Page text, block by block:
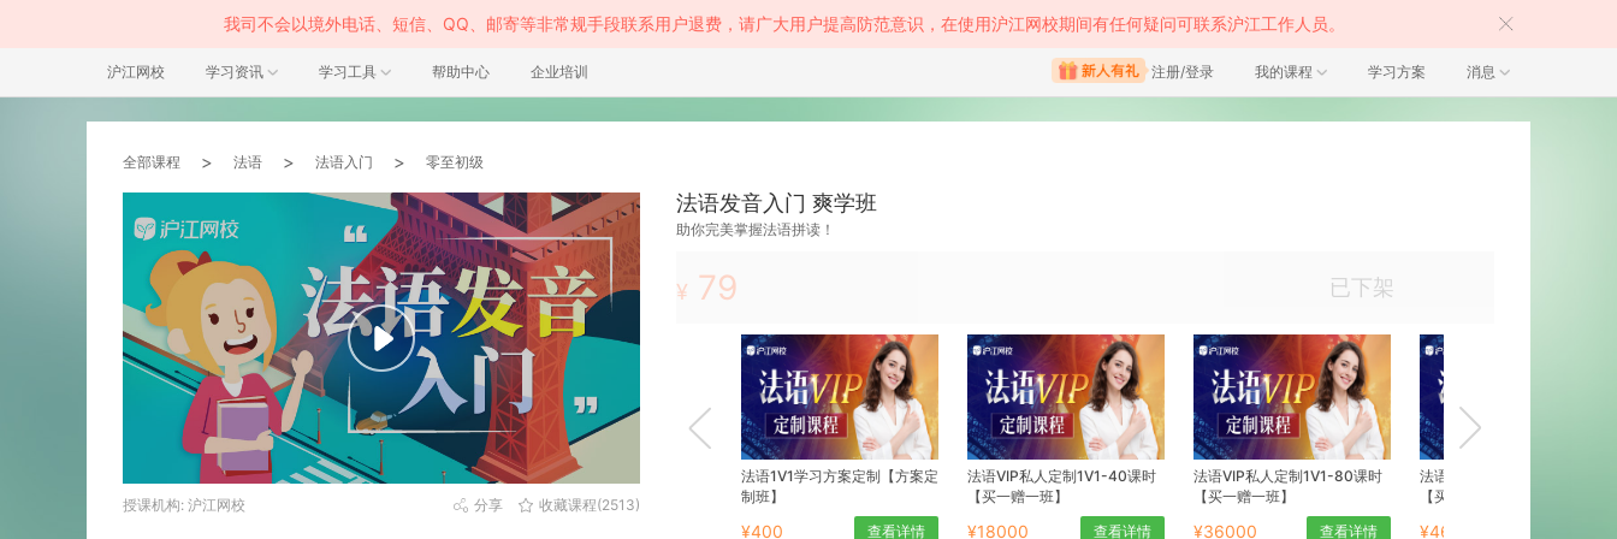
我司不会以境外电话、短信、QQ、邮寄等非常规手段联系用户退费，请广大用户提高防范意识，在使用沪江网校期间有任何疑问可联系沪江工作人员。
沪江网校 学习资讯 学习工具 帮助中心 企业培训 注册/登录 我的课程 学习方案 消息
全部课程 > 法语 > 法语入门 > 零至初级
授课机构: 沪江网校 分享 收藏课程(2513)
法语发音入门 爽学班
助你完美掌握法语拼读！
¥ 79 已下架
法语1V1学习方案定制【方案定
制班】
¥400 查看详情
法语VIP私人定制1V1-40课时
【买一赠一班】
¥18000 查看详情
法语VIP私人定制1V1-80课时
【买一赠一班】
¥36000 查看详情
法语VIP私人定制1V1-100课时
【买一赠一班】
¥46000